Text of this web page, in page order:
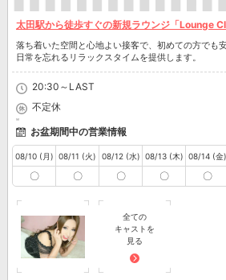
太田駅から徒歩すぐの新規ラウンジ「Lounge
落ち着いた空間と心地よい接客で、初めての方でも
日常を忘れるリラックスタイムを提供します。
20:30～LAST
不定休
お盆期間中の営業情報
08/10 (月)
〇
08/11 (火)
〇
08/12 (水)
〇
08/13 (木)
〇
08/14 (金)
〇
全ての
キャストを
見る